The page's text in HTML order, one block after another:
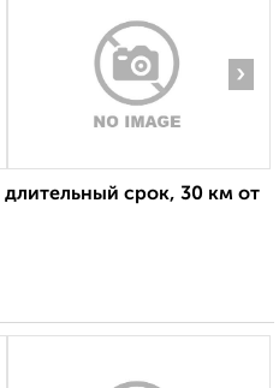
›
срок, 30 км от